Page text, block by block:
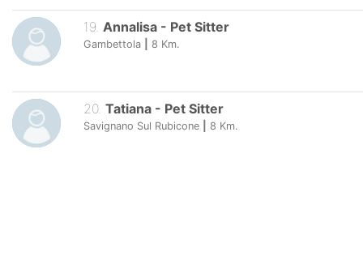
19. Annalisa - Pet Sitter
Gambettola 8 Km.
20. Tatiana - Pet Sitter
Savignano Sul Rubicone 8 Km.